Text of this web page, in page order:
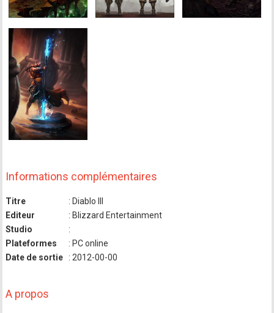
Informations complémentaires
Titre
: Diablo III
Editeur
: Blizzard Entertainment
Studio
:
Plateformes
: PC online
Date de sortie
: 2012-00-00
A propos